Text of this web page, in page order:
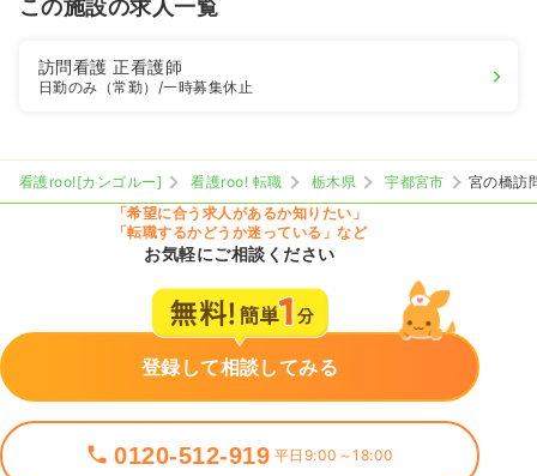
この施設の求人一覧
訪問看護正看護師
日勤のみ（常勤） /一時募集休止
看護roo![カンゴルー] 看護roo! 転職 栃木県 宇都宮市
宮の橋訪
「希望に合う求人があるか知りたい」
「転職するかどうか迷っている」など
お気軽にご相談ください
登録して相談してみる
0120-512-919 平日9:00～18:00